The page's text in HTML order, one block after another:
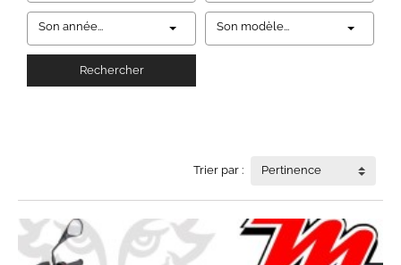
Son année... Son modèle...
Rechercher
Trier par : Pertinence